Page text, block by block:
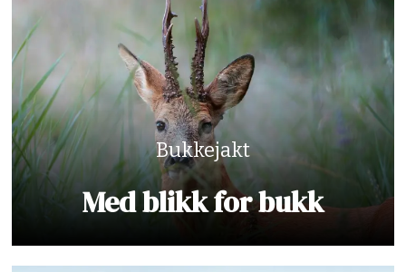
Bukkejakt
Med blikk for bukk